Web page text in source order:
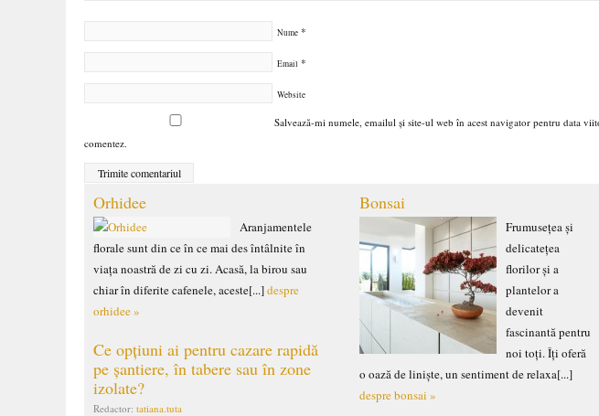
Nume *
Email *
Website
Salvează-mi numele, emailul și site-ul web în acest navigator pentru data
comentez.
Orhidee
Aranjamentele
florale sunt din ce în ce mai des întâlnite în
viața noastră de zi cu zi. Acasă, la birou sau
chiar în diferite cafenele, aceste[...]despre
orhidee »
Ce opțiuni ai pentru cazare rapidă
pe șantiere, în tabere sau în zone
izolate?
Redactor: tatiana.tuta
Bonsai
Frumusețea și
delicatețea
florilor și a
plantelor a
devenit
fascinantă pentru
noi toți. Îți oferă
o oază de liniște, un sentiment de relaxa[...]
despre bonsai »